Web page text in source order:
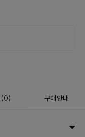
(0) 구매안내